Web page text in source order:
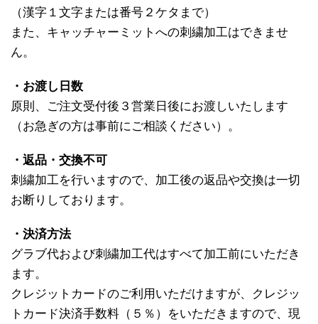
（漢字１文字または番号２ケタまで）
また、キャッチャーミットへの刺繍加工はできませ
ん。
・お渡し日数
原則、ご注文受付後３営業日後にお渡しいたします
（お急ぎの方は事前にご相談ください）。
・返品・交換不可
刺繍加工を行いますので、加工後の返品や交換は一切
お断りしております。
・決済方法
グラブ代および刺繍加工代はすべて加工前にいただき
ます。
クレジットカードのご利用いただけますが、クレジッ
トカード決済手数料（５％）をいただきますので、現